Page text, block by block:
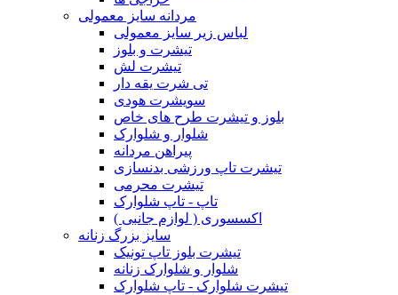
مردانه سایز معمولی
لباس زیر سایز معمولی
تیشرت و بلوز
تیشرت لش
تی شرت یقه دار
سویشرت هودی
بلوز و تیشرت طرح های خاص
شلوار و شلوارک
پیراهن مردانه
تیشرت تاپ ورزشی بدنسازی
تیشرت محرمی
تاپ - تاپ شلوارک
اکسسوری ( لوازم جانبی )
سایز بزرگ زنانه
تیشرت بلوز تاپ تونیک
شلوار و شلوارک زنانه
تیشرت شلوارک - تاپ شلوارک